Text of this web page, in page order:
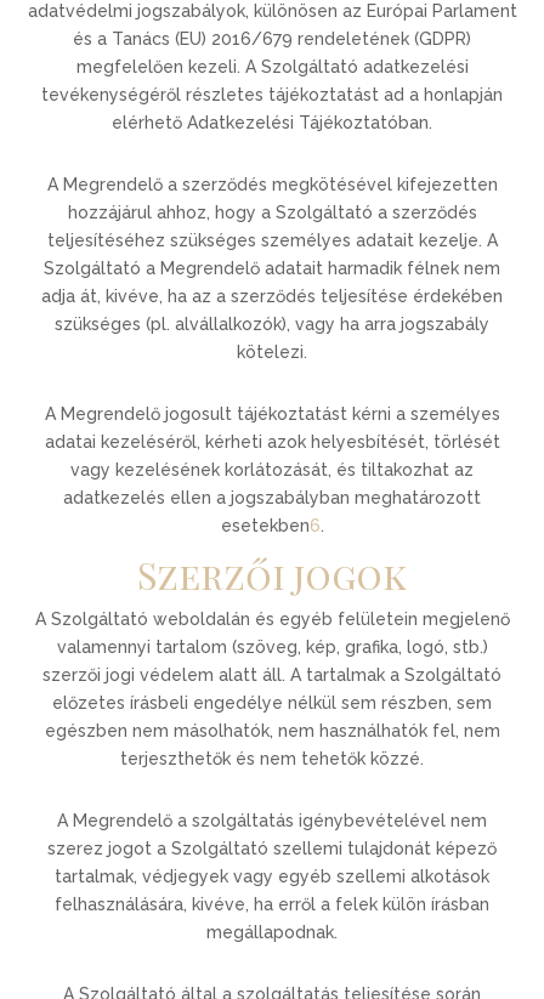
adatvédelmi jogszabályok, különösen az Európai Parlament
és a Tanács (EU) 2016/679 rendeletének (GDPR)
megfelelően kezeli. A Szolgáltató adatkezelési
tevékenységéről részletes tájékoztatást ad a honlapján
elérhető Adatkezelési Tájékoztatóban.
A Megrendelő a szerződés megkötésével kifejezetten
hozzájárul ahhoz, hogy a Szolgáltató a szerződés
teljesítéséhez szükséges személyes adatait kezelje. A
Szolgáltató a Megrendelő adatait harmadik félnek nem
adja át, kivéve, ha az a szerződés teljesítése érdekében
szükséges (pl. alvállalkozók), vagy ha arra jogszabály
kötelezi.
A Megrendelő jogosult tájékoztatást kérni a személyes
adatai kezeléséről, kérheti azok helyesbítését, törlését
vagy kezelésének korlátozását, és tiltakozhat az
adatkezelés ellen a jogszabályban meghatározott
esetekben6
Szerzői jogok
A Szolgáltató weboldalán és egyéb felületein megjelenő
valamennyi tartalom (szöveg, kép, grafika, logó, stb.)
szerzői jogi védelem alatt áll. A tartalmak a Szolgáltató
előzetes írásbeli engedélye nélkül sem részben, sem
egészben nem másolhatók, nem használhatók fel, nem
terjeszthetők és nem tehetők közzé.
A Megrendelő a szolgáltatás igénybevételével nem
szerez jogot a Szolgáltató szellemi tulajdonát képező
tartalmak, védjegyek vagy egyéb szellemi alkotások
felhasználására, kivéve, ha erről a felek külön írásban
megállapodnak.
A Szolgáltató által a szolgáltatás teljesítése során